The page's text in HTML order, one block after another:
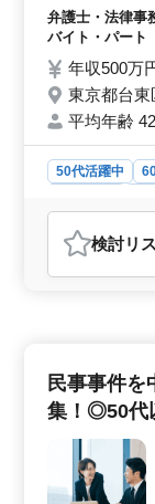
弁護士・法律事
バイト・パート
年収500万
東京都台東
平均年齢
50代活躍中
おすすめポ
＜シニア弁護
50代以上の経
家事事件を中
います。 ＜
続・金銭問題
みまで、経
すい条件＞
支給されます
検討リ
民事事件を
集！◎50代